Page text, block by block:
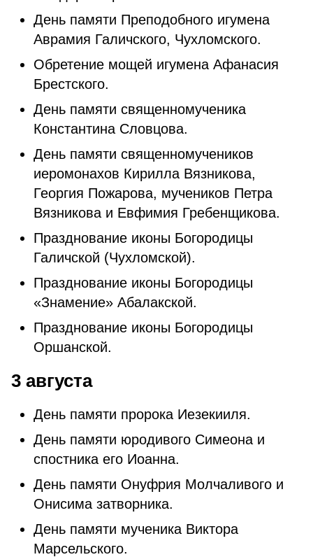
День памяти Преподобного игумена
Аврамия Галичского, Чухломского.
Обретение мощей игумена Афанасия
Брестского.
День памяти священномученика
Константина Словцова.
День памяти священномучеников
иеромонахов Кирилла Вязникова,
Георгия Пожарова, мучеников Петра
Вязникова и Евфимия Гребенщикова.
Празднование иконы Богородицы
Галичской (Чухломской).
Празднование иконы Богородицы
«Знамение» Абалакской.
Празднование иконы Богородицы
Оршанской.
3 августа
День памяти пророка Иезекииля.
День памяти юродивого Симеона и
спостника его Иоанна.
День памяти Онуфрия Молчаливого и
Онисима затворника.
День памяти мученика Виктора
Марсельского.